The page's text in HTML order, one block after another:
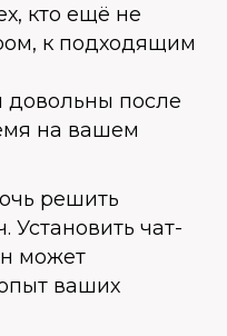
кто ещё не
к подходящим
довольны после
на вашем
решить
Установить чат-
может
ваших